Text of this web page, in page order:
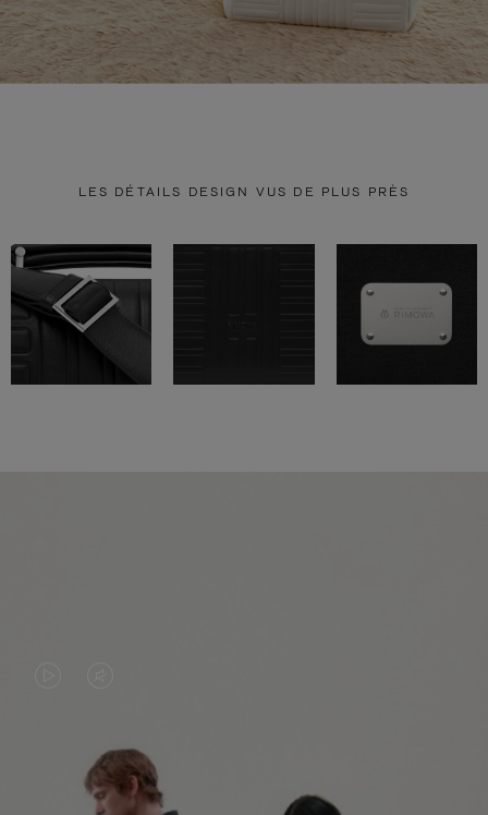
LES DÉTAILS DESIGN VUS DE PLUS PRÈS
N'EST
DE